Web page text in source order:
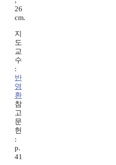
26
cm.
지
도
교
수
:
반
영
환
참
고
문
헌
:
p.
41